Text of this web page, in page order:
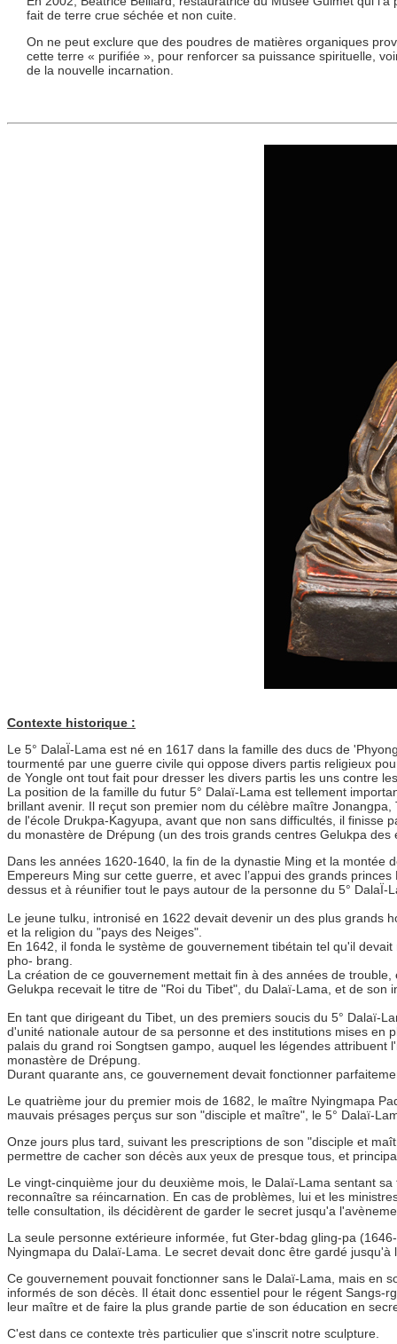
fait de terre crue séchée et non cuite.
On ne peut exclure que des poudres de matières organiques
cette terre « purifiée », pour renforcer sa puissance spirituelle,
de la nouvelle incarnation.
Contexte historique :
Le 5° DalaÏ-Lama est né en 1617 dans la famille des ducs de
tourmenté par une guerre civile qui oppose divers partis religieux
de Yongle ont tout fait pour dresser les divers partis les uns contre
La position de la famille du futur 5° Dalaï-Lama est tellement
brillant avenir. Il reçut son premier nom du célèbre maître
de l'école Drukpa-Kagyupa, avant que non sans difficultés, il finisse
du monastère de Drépung (un des trois grands centres Gelukpa
Dans les années 1620-1640, la fin de la dynastie Ming et la
Empereurs Ming sur cette guerre, et avec l’appui des grands
dessus et à réunifier tout le pays autour de la personne du 5° DalaÏ-
Le jeune tulku, intronisé en 1622 devait devenir un des plus grands
et la religion du "pays des Neiges".
En 1642, il fonda le système de gouvernement tibétain tel qu'il
pho- brang.
La création de ce gouvernement mettait fin à des années de
Gelukpa recevait le titre de "Roi du Tibet", du Dalaï-Lama, et de
En tant que dirigeant du Tibet, un des premiers soucis du 5° Dalaï-
d'unité nationale autour de sa personne et des institutions mises en
palais du grand roi Songtsen gampo, auquel les légendes
monastère de Drépung.
Durant quarante ans, ce gouvernement devait fonctionner
Le quatrième jour du premier mois de 1682, le maître Nyingmapa
mauvais présages perçus sur son "disciple et maître", le 5° Dalaï-
Onze jours plus tard, suivant les prescriptions de son "disciple et
permettre de cacher son décès aux yeux de presque tous, et
Le vingt-cinquième jour du deuxième mois, le Dalaï-Lama sentant
reconnaître sa réincarnation. En cas de problèmes, lui et les
telle consultation, ils décidèrent de garder le secret jusqu'a
La seule personne extérieure informée, fut Gter-bdag gling-pa
Nyingmapa du Dalaï-Lama. Le secret devait donc être gardé
Ce gouvernement pouvait fonctionner sans le Dalaï-Lama, mais en
informés de son décès. Il était donc essentiel pour le régent
leur maître et de faire la plus grande partie de son éducation en
C'est dans ce contexte très particulier que s'inscrit notre sculpture.